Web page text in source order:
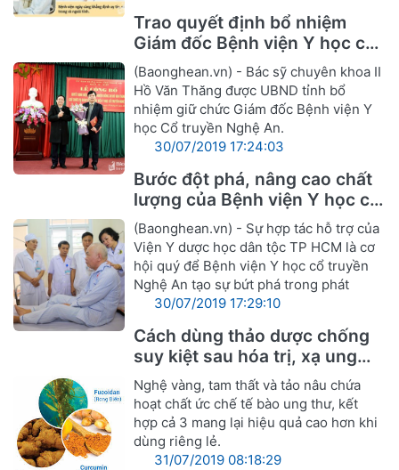
Trao quyết định bổ nhiệm
Giám đốc Bệnh viện Y học cổ
truyền Nghệ An
(Baonghean.vn) - Bác sỹ chuyên khoa II
Hồ Văn Thăng được UBND tỉnh bổ
nhiệm giữ chức Giám đốc Bệnh viện Y
học Cổ truyền Nghệ An.
30/07/2019 17:24:03
Bước đột phá, nâng cao chất
lượng của Bệnh viện Y học cổ
truyền Nghệ An
(Baonghean.vn) - Sự hợp tác hỗ trợ của
Viện Y dược học dân tộc TP HCM là cơ
hội quý để Bệnh viện Y học cổ truyền
Nghệ An tạo sự bứt phá trong phát
30/07/2019 17:29:10
Cách dùng thảo dược chống
suy kiệt sau hóa trị, xạ ung
thư
Nghệ vàng, tam thất và tảo nâu chứa
hoạt chất ức chế tế bào ung thư, kết
hợp cả 3 mang lại hiệu quả cao hơn khi
dùng riêng lẻ.
31/07/2019 08:18:29